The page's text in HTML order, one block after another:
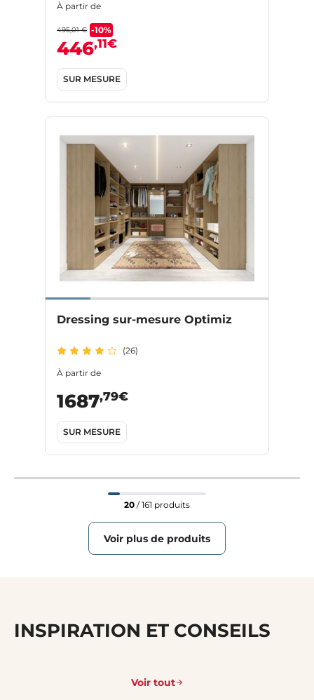
À partir de
495,01 € -10%
446,11€
SUR MESURE
Dressing sur-mesure Optimiz
(26)
À partir de
1687,79€
SUR MESURE
20 / 161 produits
Voir plus de produits
INSPIRATION ET CONSEILS
Voir tout